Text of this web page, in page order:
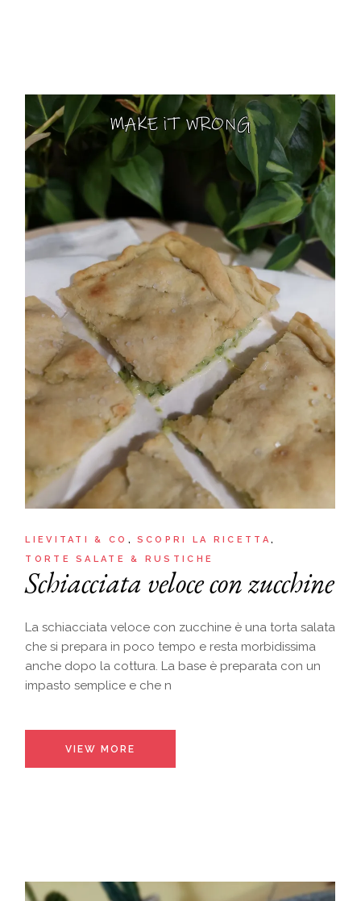
LIEVITATI & CO
SCOPRI LA RICETTA
TORTE SALATE & RUSTICHE
Schiacciata veloce con zucchine
La schiacciata veloce con zucchine è una torta salata
che si prepara in poco tempo e resta morbidissima
anche dopo la cottura. La base è preparata con un
impasto semplice e che n
VIEW MORE